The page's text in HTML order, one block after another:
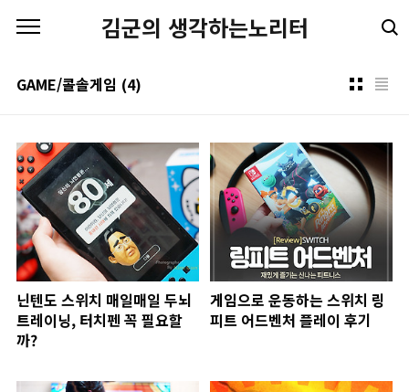
김군의 생각하는노리터
GAME/콜솔게임 (4)
닌텐도 스위치 매일매일 두뇌
트레이닝, 터치펜 꼭 필요할
까?
게임으로 운동하는 스위치 링
피트 어드벤처 플레이 후기